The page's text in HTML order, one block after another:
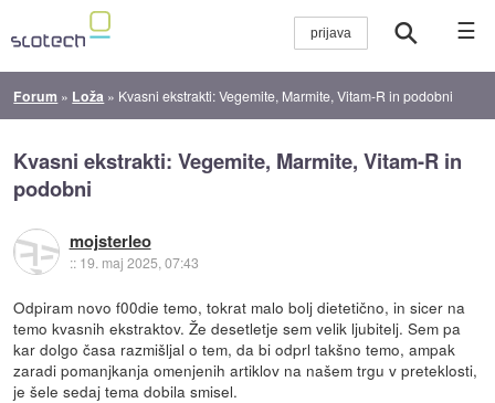
☰
Forum » Loža » Kvasni ekstrakti: Vegemite, Marmite, Vitam-R in podobni
Kvasni ekstrakti: Vegemite, Marmite, Vitam-R in
podobni
mojsterleo
:: 19. maj 2025, 07:43
Odpiram novo f00die temo, tokrat malo bolj dietetično, in sicer na
temo kvasnih ekstraktov. Že desetletje sem velik ljubitelj. Sem pa
kar dolgo časa razmišljal o tem, da bi odprl takšno temo, ampak
zaradi pomanjkanja omenjenih artiklov na našem trgu v preteklosti,
je šele sedaj tema dobila smisel.